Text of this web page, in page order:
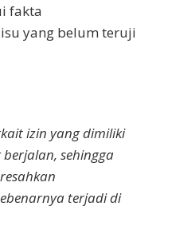
fakta
yang belum teruji
izin yang dimiliki
sehingga
terjadi di